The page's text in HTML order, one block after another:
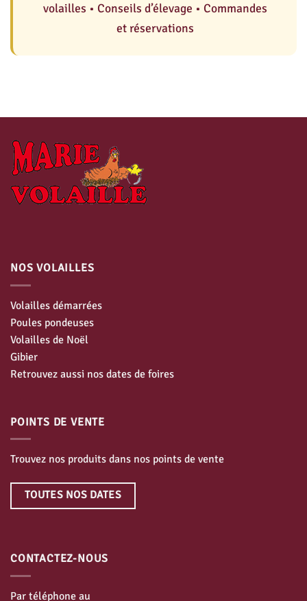
volailles • Conseils d’élevage • Commandes
et réservations
NOS VOLAILLES
Volailles démarrées
Poules pondeuses
Volailles de Noël
Gibier
Retrouvez aussi nos dates de foires
POINTS DE VENTE
Trouvez nos produits dans nos points de vente
TOUTES NOS DATES
CONTACTEZ-NOUS
Par téléphone au